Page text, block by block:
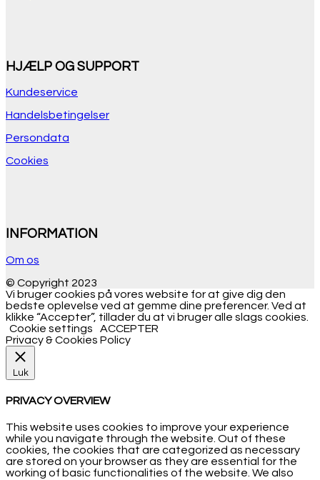
HJÆLP OG SUPPORT
Kundeservice
Handelsbetingelser
Persondata
Cookies
INFORMATION
Om os
© Copyright 2023
Vi bruger cookies på vores website for at give dig den
bedste oplevelse ved at gemme dine preferencer. Ved at
klikke “Accepter”, tillader du at vi bruger alle slags cookies.
Cookie settings
ACCEPTER
Privacy & Cookies Policy
Luk
PRIVACY OVERVIEW
This website uses cookies to improve your experience
while you navigate through the website. Out of these
cookies, the cookies that are categorized as necessary
are stored on your browser as they are essential for the
working of basic functionalities of the website. We also